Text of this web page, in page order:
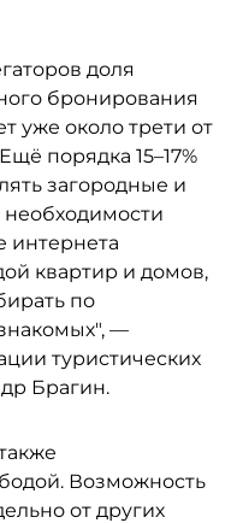
доля
бронирования
уже около трети от
порядка 15–17%
загородные и
интернета
квартир и домов,
по
—
туристических
Брагин.
Возможность
от других